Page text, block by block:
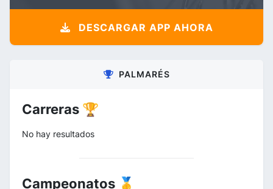
DESCARGAR APP AHORA
PALMARÉS
Carreras 🏆
No hay resultados
Campeonatos 🥇